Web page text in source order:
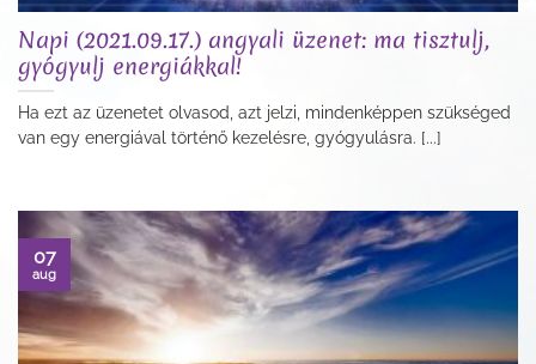
Napi (2021.09.17.) angyali üzenet: ma tisztulj,
gyógyulj energiákkal!
Ha ezt az üzenetet olvasod, azt jelzi, mindenképpen szükséged
van egy energiával történő kezelésre, gyógyulásra. [...]
07
aug